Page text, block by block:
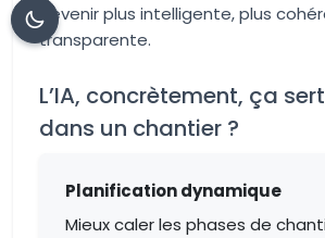
devenir plus intelligente, plus
transparente.
L’IA, concrètement, ça
dans un chantier ?
Planification dynamique
Mieux caler les phases de